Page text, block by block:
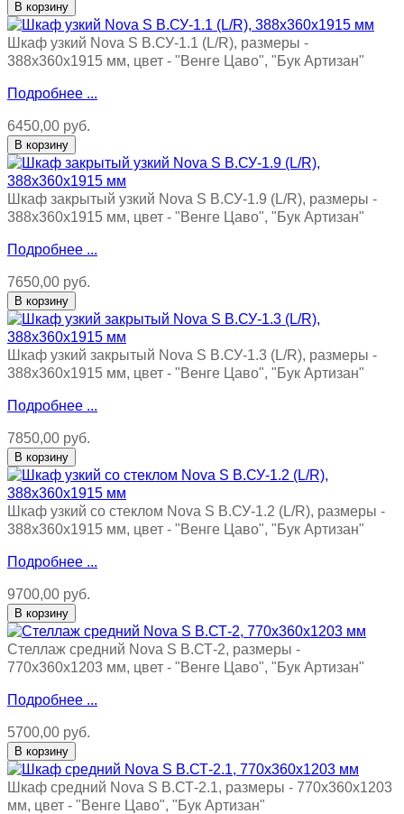
Шкаф узкий Nova S В.СУ-1.1 (L/R), размеры -
388х360х1915 мм, цвет - "Венге Цаво", "Бук Артизан"
Подробнее ...
6450,00 руб.
Шкаф закрытый узкий Nova S В.СУ-1.9 (L/R), размеры -
388х360х1915 мм, цвет - "Венге Цаво", "Бук Артизан"
Подробнее ...
7650,00 руб.
Шкаф узкий закрытый Nova S В.СУ-1.3 (L/R), размеры -
388х360х1915 мм, цвет - "Венге Цаво", "Бук Артизан"
Подробнее ...
7850,00 руб.
Шкаф узкий со стеклом Nova S В.СУ-1.2 (L/R), размеры -
388х360х1915 мм, цвет - "Венге Цаво", "Бук Артизан"
Подробнее ...
9700,00 руб.
Стеллаж средний Nova S В.СТ-2, размеры -
770х360х1203 мм, цвет - "Венге Цаво", "Бук Артизан"
Подробнее ...
5700,00 руб.
Шкаф средний Nova S В.СТ-2.1, размеры - 770х360х1203
мм, цвет - "Венге Цаво", "Бук Артизан"